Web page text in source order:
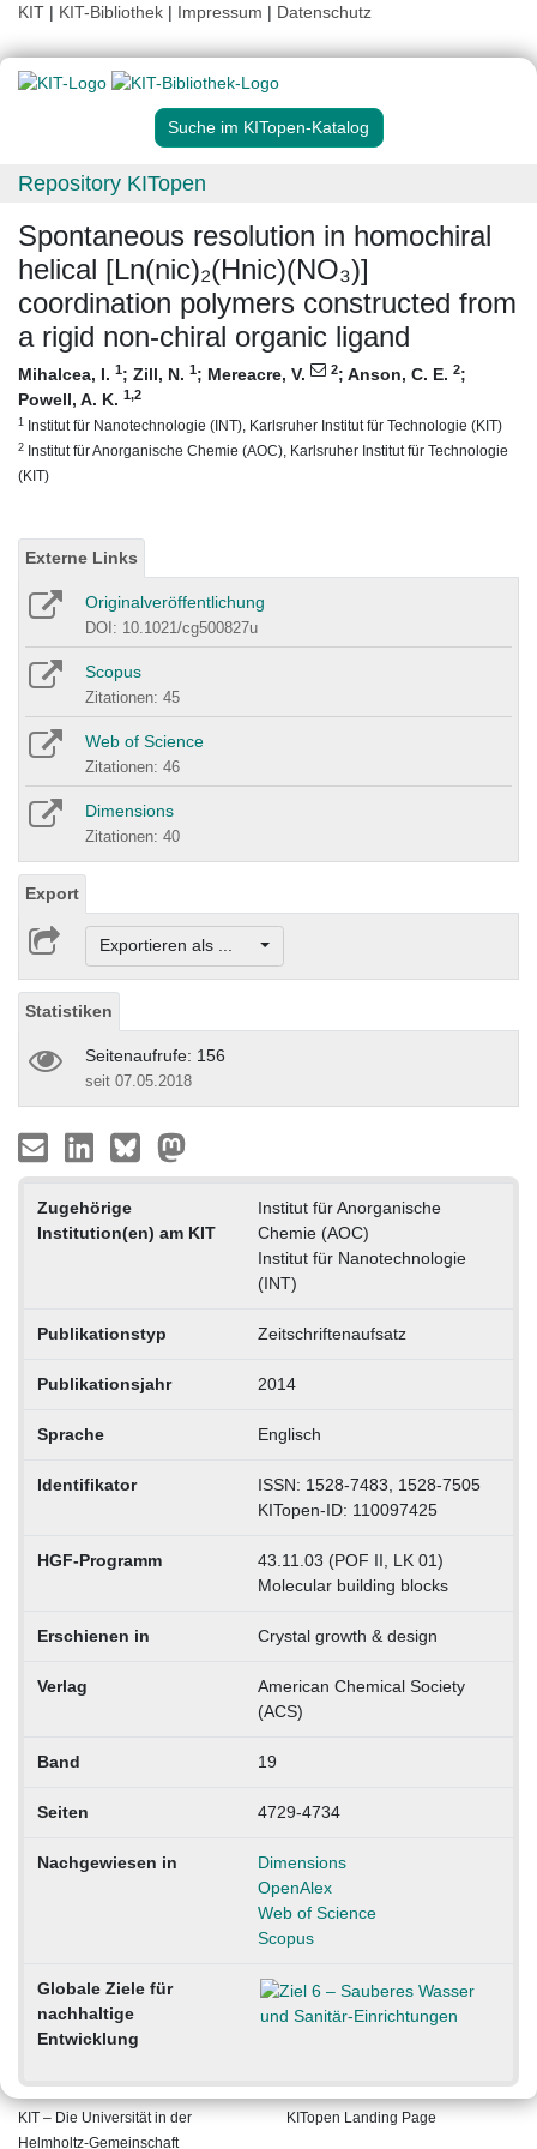
KIT | KIT-Bibliothek | Impressum | Datenschutz
Suche im KITopen-Katalog
Repository KITopen
Spontaneous resolution in homochiral
helical [Ln(nic)₂(Hnic)(NO₃)]
coordination polymers constructed from
a rigid non-chiral organic ligand
Mihalcea, I. 1; Zill, N. 1; Mereacre, V. 2; Anson, C. E. 2;
Powell, A. K. 1,2
1 Institut für Nanotechnologie (INT), Karlsruher Institut für Technologie (KIT)
2 Institut für Anorganische Chemie (AOC), Karlsruher Institut für Technologie
(KIT)
Externe Links
Originalveröffentlichung
DOI: 10.1021/cg500827u
Scopus
Zitationen: 45
Web of Science
Zitationen: 46
Dimensions
Zitationen: 40
Export
Exportieren als ...
Statistiken
Seitenaufrufe: 156
seit 07.05.2018
Zugehörige
Institution(en) am KIT
Institut für Anorganische
Chemie (AOC)
Institut für Nanotechnologie
(INT)
Publikationstyp Zeitschriftenaufsatz
Publikationsjahr 2014
Sprache Englisch
Identifikator
ISSN: 1528-7483, 1528-7505
KITopen-ID: 110097425
HGF-Programm
43.11.03 (POF II, LK 01)
Molecular building blocks
Erschienen in Crystal growth & design
Verlag
American Chemical Society
(ACS)
Band 19
Seiten 4729-4734
Nachgewiesen in
Dimensions
OpenAlex
Web of Science
Scopus
Globale Ziele für
nachhaltige
Entwicklung
KIT – Die Universität in der
Helmholtz-Gemeinschaft
KITopen Landing Page